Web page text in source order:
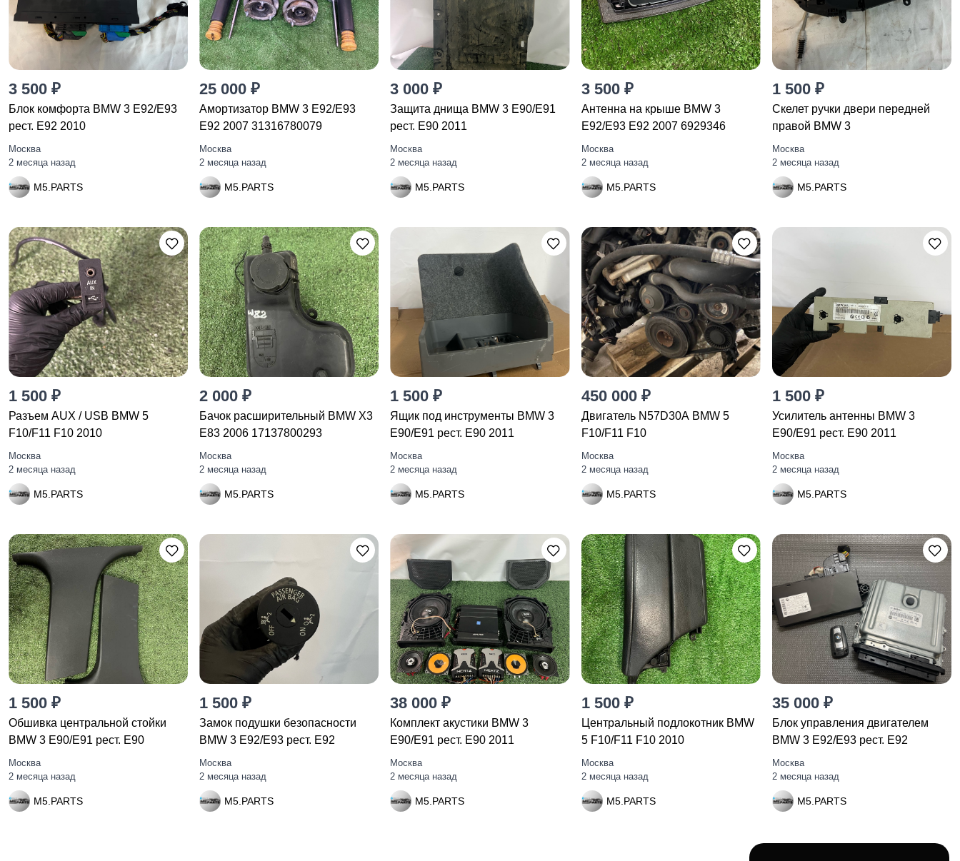
3 500 ₽
Блок комфорта BMW 3 E92/E93
рест. E92 2010
Москва
2 месяца назад
M5.PARTS
25 000 ₽
Амортизатор BMW 3 E92/E93
E92 2007 31316780079
Москва
2 месяца назад
M5.PARTS
3 000 ₽
Защита днища BMW 3 E90/E91
рест. E90 2011
Москва
2 месяца назад
M5.PARTS
3 500 ₽
Антенна на крыше BMW 3
E92/E93 E92 2007 6929346
Москва
2 месяца назад
M5.PARTS
1 500 ₽
Скелет ручки двери передней
правой BMW 3
Москва
2 месяца назад
M5.PARTS
1 500 ₽
Разъем AUX / USB BMW 5
F10/F11 F10 2010
Москва
2 месяца назад
M5.PARTS
2 000 ₽
Бачок расширительный BMW X3
E83 2006 17137800293
Москва
2 месяца назад
M5.PARTS
1 500 ₽
Ящик под инструменты BMW 3
E90/E91 рест. E90 2011
Москва
2 месяца назад
M5.PARTS
450 000 ₽
Двигатель N57D30A BMW 5
F10/F11 F10
Москва
2 месяца назад
M5.PARTS
1 500 ₽
Усилитель антенны BMW 3
E90/E91 рест. E90 2011
Москва
2 месяца назад
M5.PARTS
1 500 ₽
Обшивка центральной стойки
BMW 3 E90/E91 рест. E90
Москва
2 месяца назад
M5.PARTS
1 500 ₽
Замок подушки безопасности
BMW 3 E92/E93 рест. E92
Москва
2 месяца назад
M5.PARTS
38 000 ₽
Комплект акустики BMW 3
E90/E91 рест. E90 2011
Москва
2 месяца назад
M5.PARTS
1 500 ₽
Центральный подлокотник BMW
5 F10/F11 F10 2010
Москва
2 месяца назад
M5.PARTS
35 000 ₽
Блок управления двигателем
BMW 3 E92/E93 рест. E92
Москва
2 месяца назад
M5.PARTS